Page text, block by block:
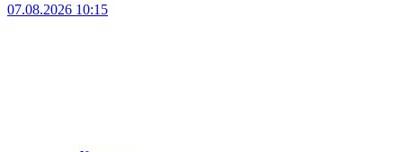
07.08.2026 10:15